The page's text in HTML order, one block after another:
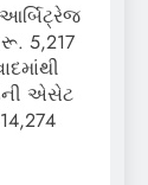
5,217
એસેટ